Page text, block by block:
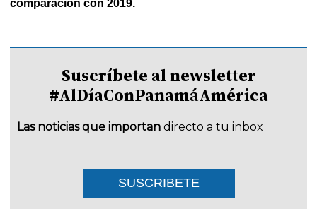
comparación con 2019.
Suscríbete al newsletter
#AlDíaConPanamáAmérica
Las noticias que importan directo a tu inbox
SUSCRIBETE